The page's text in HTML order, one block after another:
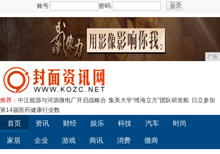
账号: 密码:
广告
推荐： 中泛能源与河源微电厂开启战略合 集美大学“维海立方”团队研发船 日立参加
第14届医药健康行业数
首页 资讯 财经 娱乐 科技 汽车 时尚
家居 企业 游戏 商讯 消费 微商